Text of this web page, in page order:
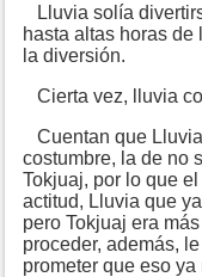
Lluvia solía
hasta altas horas
la diversión.
Cierta vez, lluvia
Cuentan que
costumbre, la de no
Tokjuaj, por lo que
actitud, Lluvia que
pero Tokjuaj era
proceder, además,
prometer que eso